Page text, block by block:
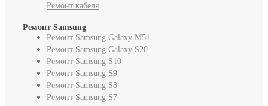
Ремонт кабеля
Ремонт Samsung
Ремонт Samsung Galaxy M51
Ремонт Samsung Galaxy S20
Ремонт Samsung S10
Ремонт Samsung S9
Ремонт Samsung S8
Ремонт Samsung S7